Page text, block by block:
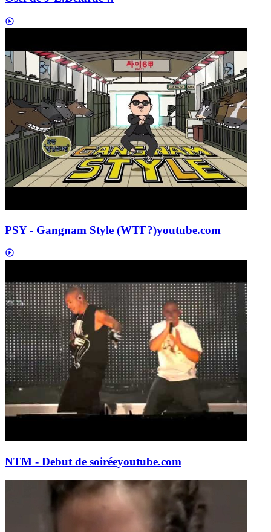
PSY - Gangnam Style (WTF?)youtube.com
NTM - Debut de soiréeyoutube.com